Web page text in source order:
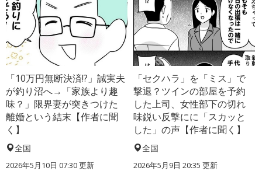
「10万円無断決済!?」誠実夫
が釣り沼へ→「家族より趣
味？」限界妻が突きつけた
離婚という結末【作者に聞
く】
全国
2026年5月10日 07:30 更新
「セクハラ」を「ミス」で
撃退？ツインの部屋を予約
した上司、女性部下の切れ
味鋭い反撃にに「スカッと
した」の声【作者に聞く】
全国
2026年5月9日 20:35 更新